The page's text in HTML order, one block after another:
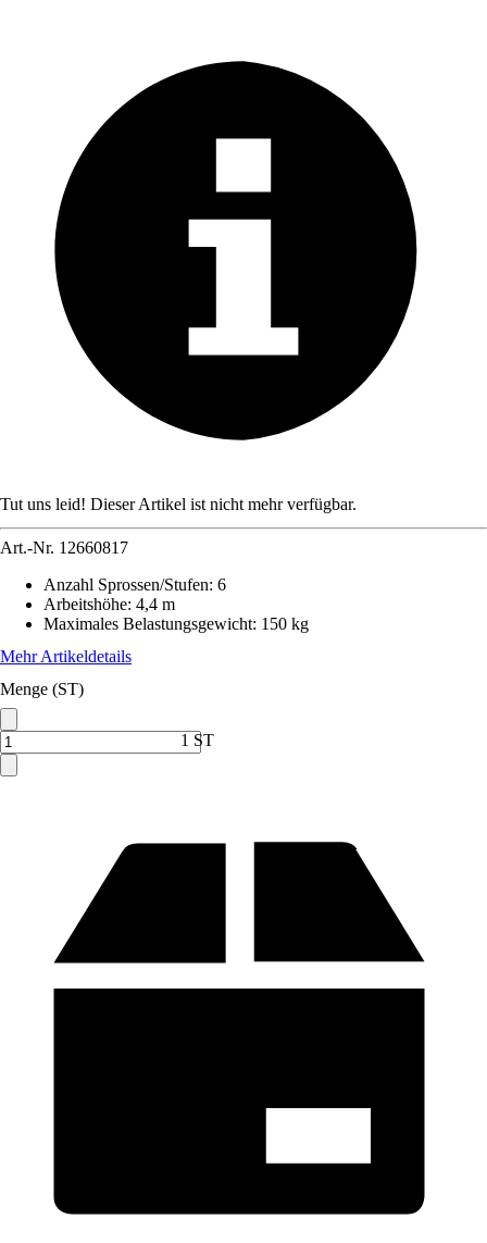
Tut uns leid! Dieser Artikel ist nicht mehr verfügbar.
Art.-Nr. 12660817
Anzahl Sprossen/Stufen: 6
Arbeitshöhe: 4,4 m
Maximales Belastungsgewicht: 150 kg
Mehr Artikeldetails
Menge (ST)
1 ST